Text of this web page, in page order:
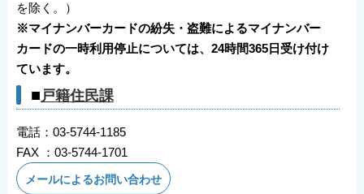
を除く。）
※マイナンバーカードの紛失・盗難によるマイナンバー
カードの一時利用停止については、24時間365日受け付け
ています。
■戸籍住民課
電話：03-5744-1185
FAX ：03-5744-1701
メールによるお問い合わせ